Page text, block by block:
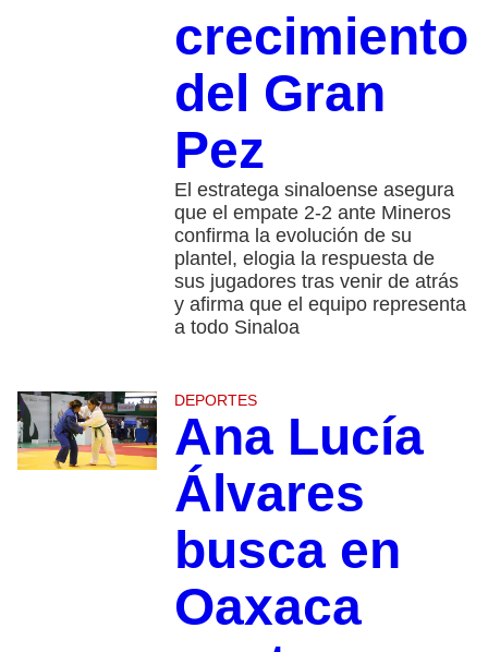
crecimiento
del Gran
Pez
El estratega sinaloense asegura
que el empate 2-2 ante Mineros
confirma la evolución de su
plantel, elogia la respuesta de
sus jugadores tras venir de atrás
y afirma que el equipo representa
a todo Sinaloa
DEPORTES
Ana Lucía
Álvares
busca en
Oaxaca